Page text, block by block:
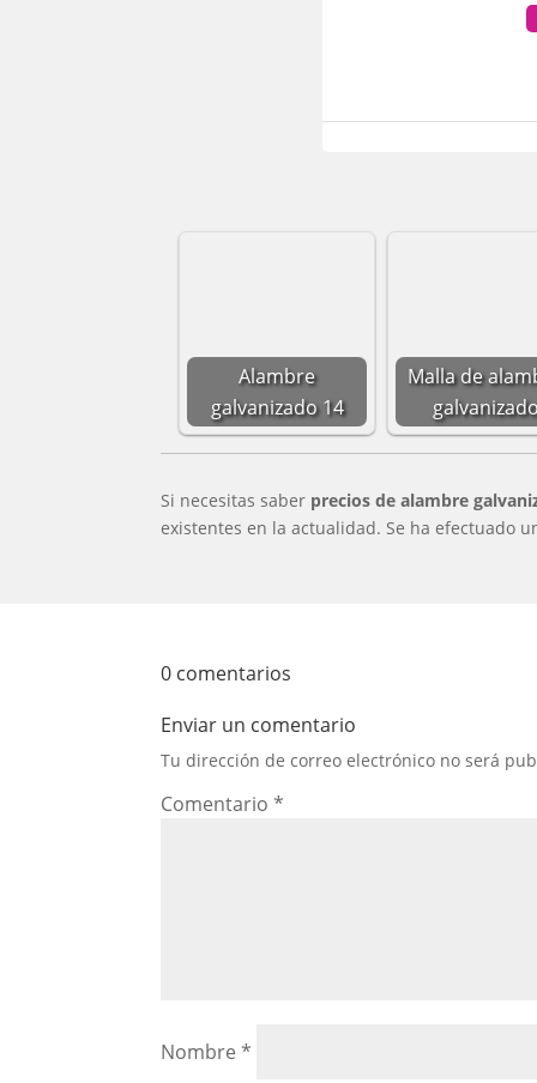
Alambre
galvanizado 14
Malla de
Si necesitas saber precios de alambre
existentes en la actualidad. Se ha efectuado
0 comentarios
Enviar un comentario
Tu dirección de correo electrónico no será
Comentario*
Nombre*